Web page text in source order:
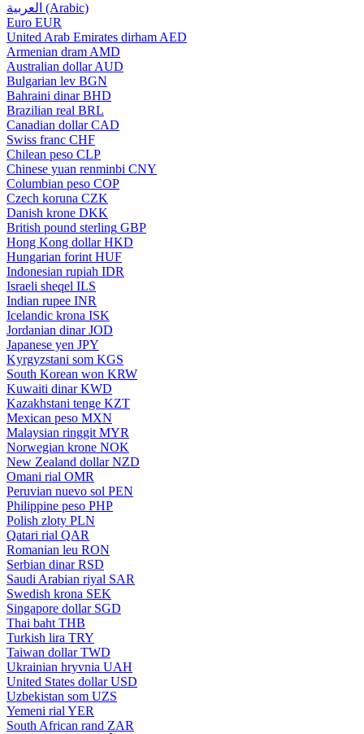
العربية (Arabic)
Euro EUR
United Arab Emirates dirham AED
Armenian dram AMD
Australian dollar AUD
Bulgarian lev BGN
Bahraini dinar BHD
Brazilian real BRL
Canadian dollar CAD
Swiss franc CHF
Chilean peso CLP
Chinese yuan renminbi CNY
Columbian peso COP
Czech koruna CZK
Danish krone DKK
British pound sterling GBP
Hong Kong dollar HKD
Hungarian forint HUF
Indonesian rupiah IDR
Israeli sheqel ILS
Indian rupee INR
Icelandic krona ISK
Jordanian dinar JOD
Japanese yen JPY
Kyrgyzstani som KGS
South Korean won KRW
Kuwaiti dinar KWD
Kazakhstani tenge KZT
Mexican peso MXN
Malaysian ringgit MYR
Norwegian krone NOK
New Zealand dollar NZD
Omani rial OMR
Peruvian nuevo sol PEN
Philippine peso PHP
Polish zloty PLN
Qatari rial QAR
Romanian leu RON
Serbian dinar RSD
Saudi Arabian riyal SAR
Swedish krona SEK
Singapore dollar SGD
Thai baht THB
Turkish lira TRY
Taiwan dollar TWD
Ukrainian hryvnia UAH
United States dollar USD
Uzbekistan som UZS
Yemeni rial YER
South African rand ZAR